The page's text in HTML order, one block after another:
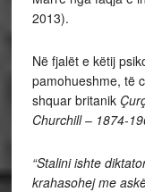
2013).
Në fjalët e këtij
pamohueshme, të
shquar britanik
Churchill– 1874-
“Stalini ishte
krahasohej me